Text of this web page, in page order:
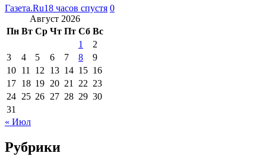
Газета.Ru18 часов спустя 0
Август 2026
Пн Вт Ср Чт Пт Сб Вс
1
2
3
4 5 6 7 8
9
10 11 12 13 14 15 16
17 18 19 20 21 22 23
24 25 26 27 28 29 30
31
« Июл
Рубрики